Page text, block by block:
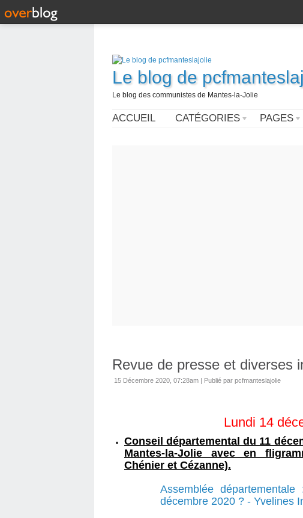
Le blog de
Le blog des communistes de Mantes-la-Jolie
ACCUEIL CATÉGORIES PAGES
Revue de presse et diverses
15 Décembre 2020, 07:28am | Publié par pcfmanteslajolie
Lundi 14
Conseil départemental du 11
Mantes-la-Jolie avec en
Chénier et Cézanne).
Assemblée
décembre 2020 ? - Yvelines